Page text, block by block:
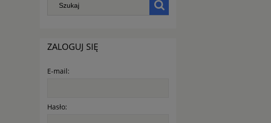
ZALOGUJ SIĘ
E-mail:
Hasło: